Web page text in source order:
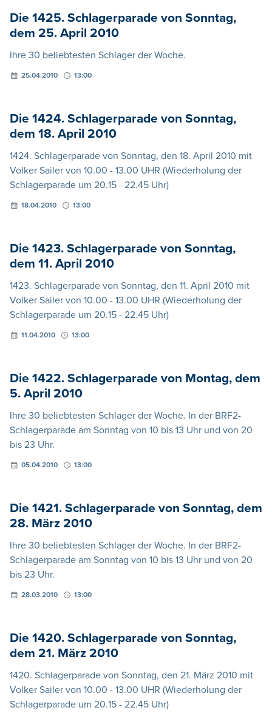
Die 1425. Schlagerparade von Sonntag,
dem 25. April 2010
Ihre 30 beliebtesten Schlager der Woche.
25.04.2010 13:00
Die 1424. Schlagerparade von Sonntag,
dem 18. April 2010
1424. Schlagerparade von Sonntag, den 18. April 2010 mit
Volker Sailer von 10.00 - 13.00 UHR (Wiederholung der
Schlagerparade um 20.15 - 22.45 Uhr)
18.04.2010 13:00
Die 1423. Schlagerparade von Sonntag,
dem 11. April 2010
1423. Schlagerparade von Sonntag, den 11. April 2010 mit
Volker Sailer von 10.00 - 13.00 UHR (Wiederholung der
Schlagerparade um 20.15 - 22.45 Uhr)
11.04.2010 13:00
Die 1422. Schlagerparade von Montag, dem
5. April 2010
Ihre 30 beliebtesten Schlager der Woche. In der BRF2-
Schlagerparade am Sonntag von 10 bis 13 Uhr und von 20
bis 23 Uhr.
05.04.2010 13:00
Die 1421. Schlagerparade von Sonntag, dem
28. März 2010
Ihre 30 beliebtesten Schlager der Woche. In der BRF2-
Schlagerparade am Sonntag von 10 bis 13 Uhr und von 20
bis 23 Uhr.
28.03.2010 13:00
Die 1420. Schlagerparade von Sonntag,
dem 21. März 2010
1420. Schlagerparade von Sonntag, den 21. März 2010 mit
Volker Sailer von 10.00 - 13.00 UHR (Wiederholung der
Schlagerparade um 20.15 - 22.45 Uhr)